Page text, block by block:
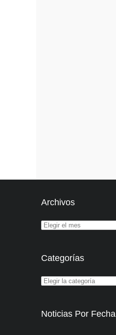
Archivos
Categorías
Noticias Por Fecha